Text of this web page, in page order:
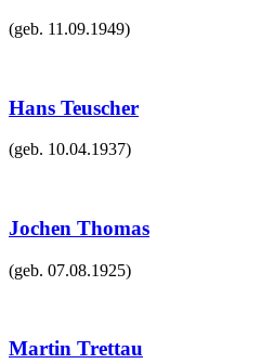
(geb. 11.09.1949)
Hans Teuscher
(geb. 10.04.1937)
Jochen Thomas
(geb. 07.08.1925)
Martin Trettau